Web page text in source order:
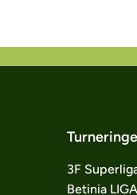
3F
Betinia LIGA